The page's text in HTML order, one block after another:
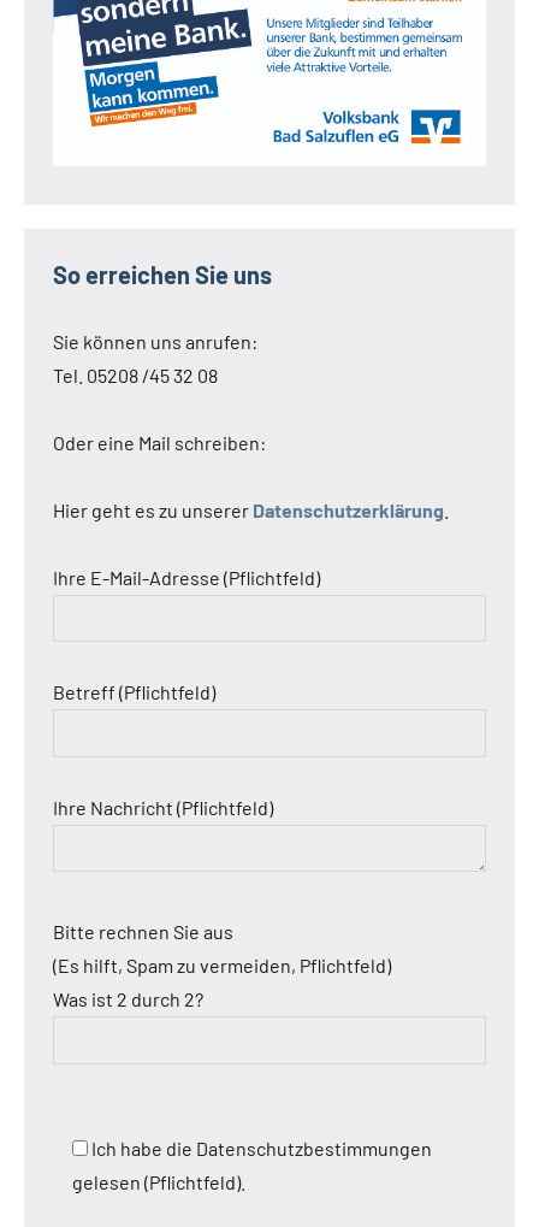
So erreichen Sie uns
Sie können uns anrufen:
Tel. 05208 /45 32 08
Oder eine Mail schreiben:
Hier geht es zu unserer Datenschutzerklärung
Ihre E-Mail-Adresse (Pflichtfeld)
Betreff (Pflichtfeld)
Ihre Nachricht (Pflichtfeld)
Bitte rechnen Sie aus
(Es hilft, Spam zu vermeiden, Pflichtfeld)
Was ist 2 durch 2?
Ich habe die Datenschutzbestimmungen
gelesen (Pflichtfeld).